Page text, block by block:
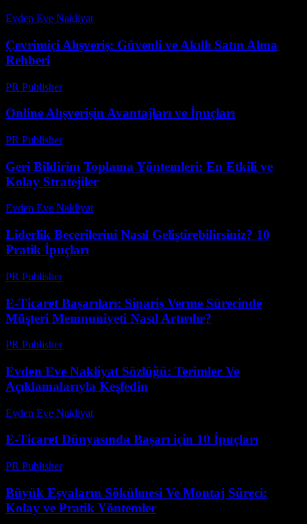
Evden Eve Nakliyat
Çevrimiçi Alışveriş: Güvenli ve Akıllı Satın Alma
Rehberi
PR Publisher-
Online Alışverişin Avantajları ve İpuçları
PR Publisher-
Geri Bildirim Toplama Yöntemleri: En Etkili ve
Kolay Stratejiler
Evden Eve Nakliyat
Liderlik Becerilerini Nasıl Geliştirebilirsiniz? 10
Pratik İpuçları
PR Publisher-
E-Ticaret Başarıları: Sipariş Verme Sürecinde
Müşteri Memnuniyeti Nasıl Artırılır?
PR Publisher-
Evden Eve Nakliyat Sözlüğü: Terimler Ve
Açıklamalarıyla Keşfedin
Evden Eve Nakliyat
E-Ticaret Dünyasında Başarı için 10 İpuçları
PR Publisher-
Büyük Eşyaların Sökülmesi Ve Montaj Süreci:
Kolay ve Pratik Yöntemler